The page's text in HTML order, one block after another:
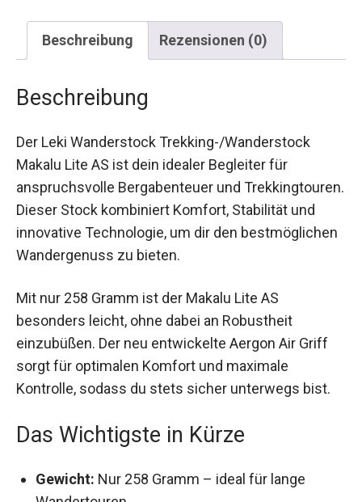
Beschreibung Rezensionen (0)
Beschreibung
Makalu Lite AS ist dein idealer Begleiter für
anspruchsvolle Bergabenteuer und
Trekkingtouren. Dieser Stock kombiniert Komfort,
Stabilität und innovative Technologie, um dir den
bestmöglichen Wandergenuss zu bieten.
besonders leicht, ohne dabei an Robustheit
einzubüßen. Der neu entwickelte Aergon Air Griff
sorgt für optimalen Komfort und maximale
Kontrolle, sodass du stets sicher unterwegs bist.
Das Wichtigste in Kürze
Wandertouren.